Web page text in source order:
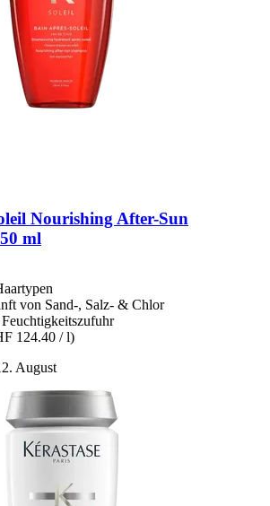
Nourishing After-​Sun
ml
von Sand-, Salz- & Chlor
124.40 / l)
August